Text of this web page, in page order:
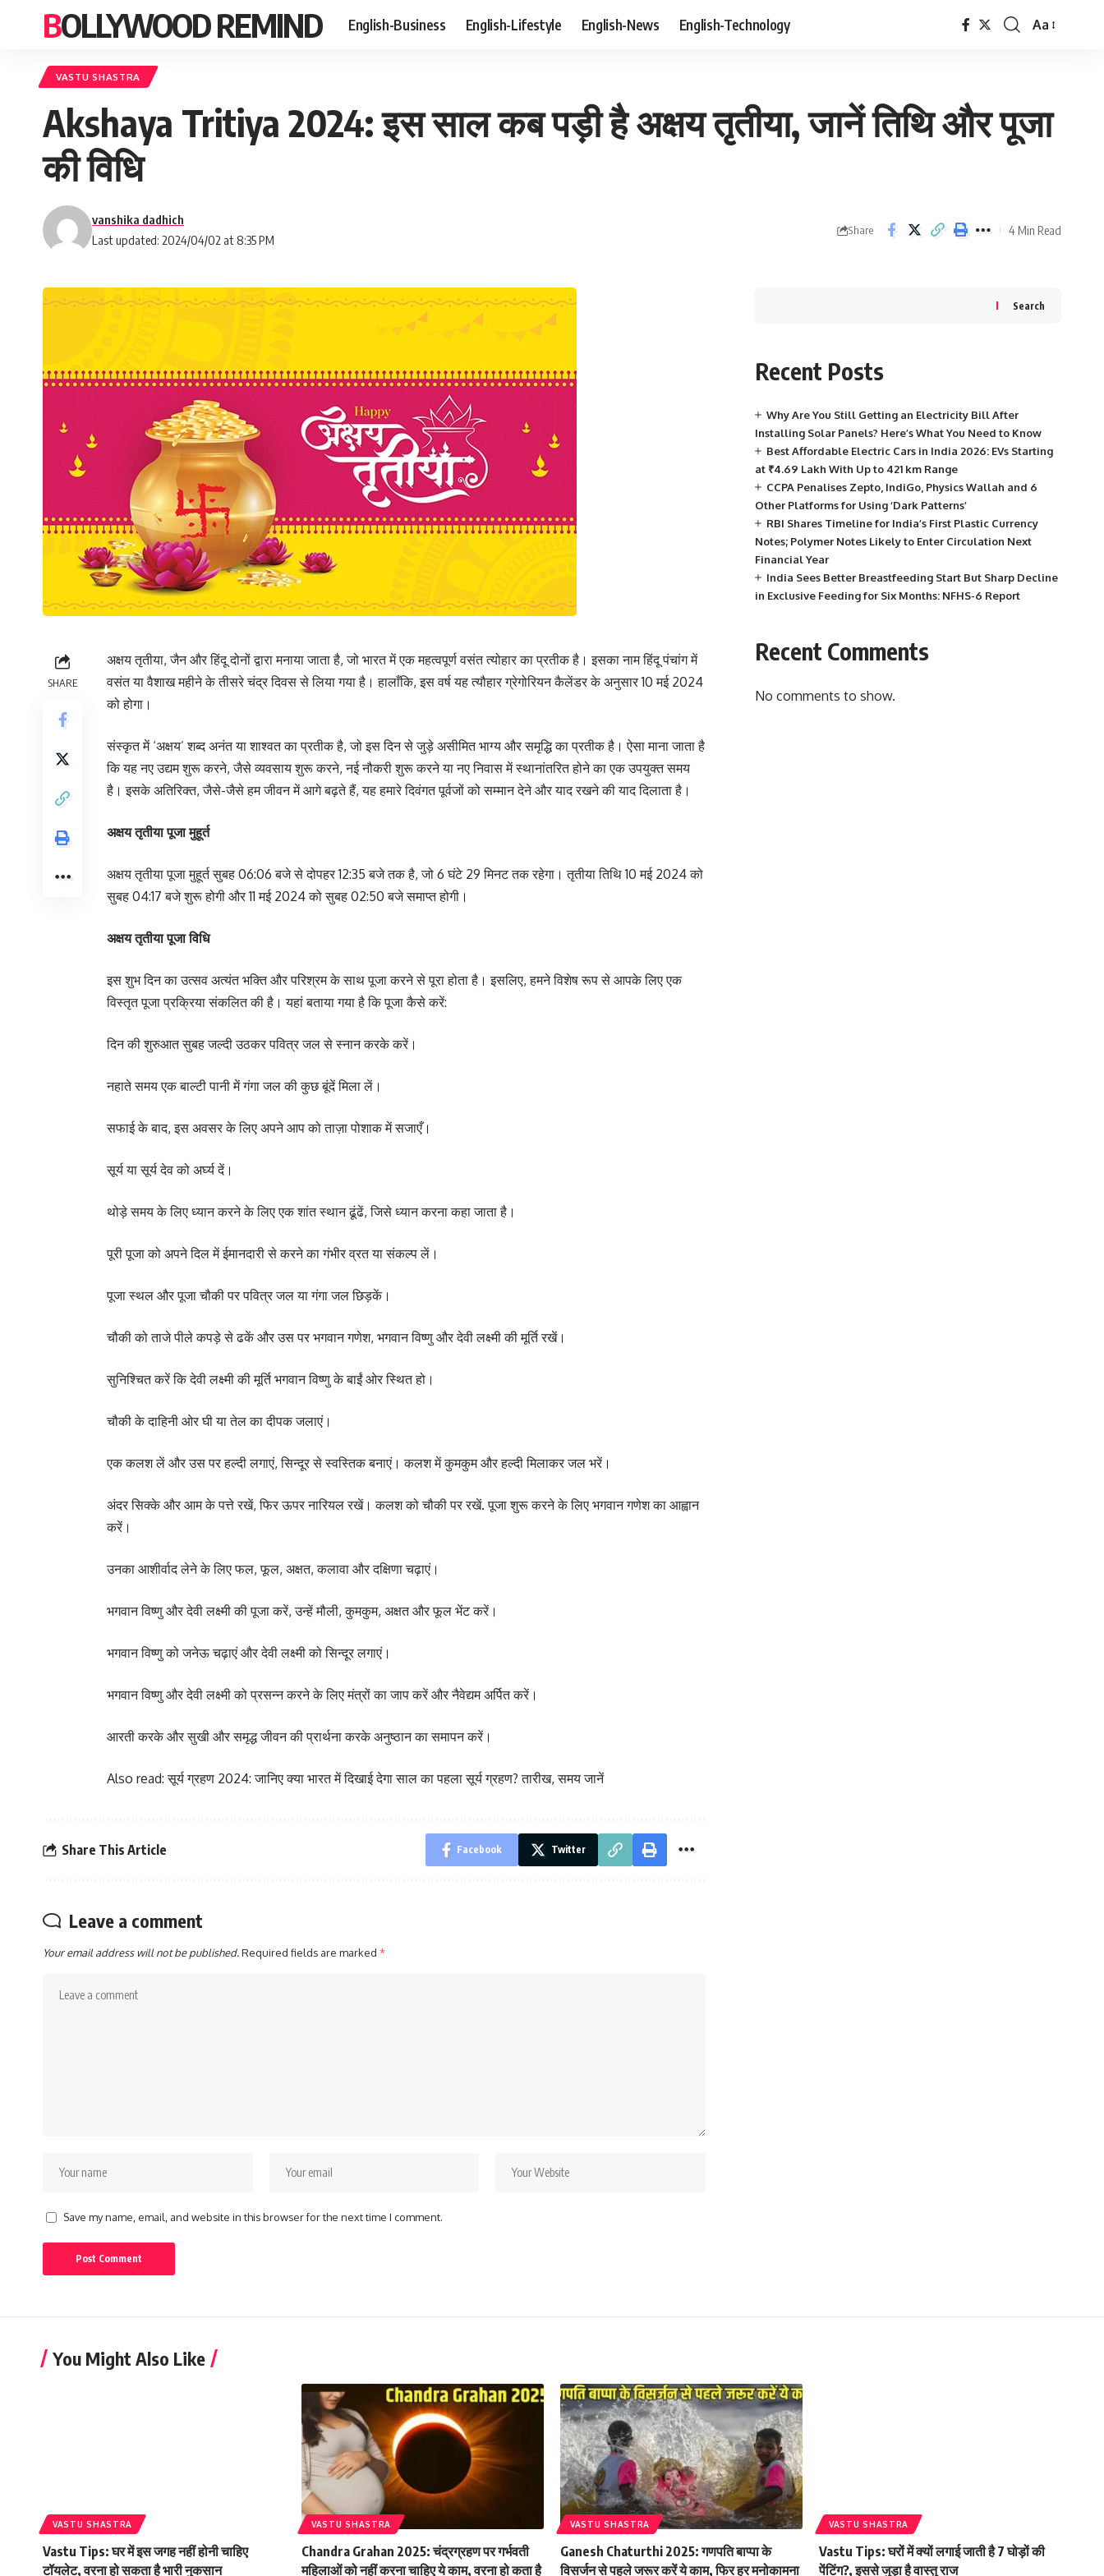
BOLLYWOOD REMIND English-Business English-Lifestyle English-News English-Technology
Font
Aa
VASTU SHASTRA
Akshaya Tritiya 2024: इस साल कब पड़ी है अक्षय तृतीया, जानें तिथि और पूजा
की विधि
Last updated: 2024/04/02 at 8:35 PM
vanshika dadhich
Share 4 Min Read
SHARE
अक्षय तृतीया, जैन और हिंदू दोनों द्वारा मनाया जाता है, जो भारत में एक महत्वपूर्ण वसंत त्योहार का प्रतीक है। इसका नाम हिंदू पंचांग में
वसंत या वैशाख महीने के तीसरे चंद्र दिवस से लिया गया है। हालाँकि, इस वर्ष यह त्यौहार ग्रेगोरियन कैलेंडर के अनुसार 10 मई 2024
को होगा।
संस्कृत में ‘अक्षय’ शब्द अनंत या शाश्वत का प्रतीक है, जो इस दिन से जुड़े असीमित भाग्य और समृद्धि का प्रतीक है। ऐसा माना जाता है
कि यह नए उद्यम शुरू करने, जैसे व्यवसाय शुरू करने, नई नौकरी शुरू करने या नए निवास में स्थानांतरित होने का एक उपयुक्त समय
है। इसके अतिरिक्त, जैसे-जैसे हम जीवन में आगे बढ़ते हैं, यह हमारे दिवंगत पूर्वजों को सम्मान देने और याद रखने की याद दिलाता है।
अक्षय तृतीया पूजा मुहूर्त
अक्षय तृतीया पूजा मुहूर्त सुबह 06:06 बजे से दोपहर 12:35 बजे तक है, जो 6 घंटे 29 मिनट तक रहेगा। तृतीया तिथि 10 मई 2024 को
सुबह 04:17 बजे शुरू होगी और 11 मई 2024 को सुबह 02:50 बजे समाप्त होगी।
अक्षय तृतीया पूजा विधि
इस शुभ दिन का उत्सव अत्यंत भक्ति और परिश्रम के साथ पूजा करने से पूरा होता है। इसलिए, हमने विशेष रूप से आपके लिए एक
विस्तृत पूजा प्रक्रिया संकलित की है। यहां बताया गया है कि पूजा कैसे करें:
दिन की शुरुआत सुबह जल्दी उठकर पवित्र जल से स्नान करके करें।
नहाते समय एक बाल्टी पानी में गंगा जल की कुछ बूंदें मिला लें।
सफाई के बाद, इस अवसर के लिए अपने आप को ताज़ा पोशाक में सजाएँ।
सूर्य या सूर्य देव को अर्घ्य दें।
थोड़े समय के लिए ध्यान करने के लिए एक शांत स्थान ढूंढें, जिसे ध्यान करना कहा जाता है।
पूरी पूजा को अपने दिल में ईमानदारी से करने का गंभीर व्रत या संकल्प लें।
पूजा स्थल और पूजा चौकी पर पवित्र जल या गंगा जल छिड़कें।
चौकी को ताजे पीले कपड़े से ढकें और उस पर भगवान गणेश, भगवान विष्णु और देवी लक्ष्मी की मूर्ति रखें।
सुनिश्चित करें कि देवी लक्ष्मी की मूर्ति भगवान विष्णु के बाईं ओर स्थित हो।
चौकी के दाहिनी ओर घी या तेल का दीपक जलाएं।
एक कलश लें और उस पर हल्दी लगाएं, सिन्दूर से स्वस्तिक बनाएं। कलश में कुमकुम और हल्दी मिलाकर जल भरें।
अंदर सिक्के और आम के पत्ते रखें, फिर ऊपर नारियल रखें। कलश को चौकी पर रखें. पूजा शुरू करने के लिए भगवान गणेश का आह्वान
करें।
उनका आशीर्वाद लेने के लिए फल, फूल, अक्षत, कलावा और दक्षिणा चढ़ाएं।
भगवान विष्णु और देवी लक्ष्मी की पूजा करें, उन्हें मौली, कुमकुम, अक्षत और फूल भेंट करें।
भगवान विष्णु को जनेऊ चढ़ाएं और देवी लक्ष्मी को सिन्दूर लगाएं।
भगवान विष्णु और देवी लक्ष्मी को प्रसन्न करने के लिए मंत्रों का जाप करें और नैवेद्यम अर्पित करें।
आरती करके और सुखी और समृद्ध जीवन की प्रार्थना करके अनुष्ठान का समापन करें।
Also read:सूर्य ग्रहण 2024: जानिए क्या भारत में दिखाई देगा साल का पहला सूर्य ग्रहण? तारीख, समय जानें
Share This Article Facebook Twitter
Leave a comment
Your email address will not be published.Required fields are marked *
Save my name, email, and website in this browser for the next time I comment.
Search
Recent Posts
Why Are You Still Getting an Electricity Bill After
Installing Solar Panels? Here’s What You Need to Know
Best Affordable Electric Cars in India 2026: EVs Starting
at ₹4.69 Lakh With Up to 421 km Range
CCPA Penalises Zepto, IndiGo, Physics Wallah and 6
Other Platforms for Using ‘Dark Patterns’
RBI Shares Timeline for India’s First Plastic Currency
Notes; Polymer Notes Likely to Enter Circulation Next
Financial Year
India Sees Better Breastfeeding Start But Sharp Decline
in Exclusive Feeding for Six Months: NFHS-6 Report
Recent Comments
No comments to show.
You Might Also Like
VASTU SHASTRA
Vastu Tips: घर में इस जगह नहीं होनी चाहिए
टॉयलेट, वरना हो सकता है भारी नुकसान
VASTU SHASTRA
Chandra Grahan 2025: चंद्रग्रहण पर गर्भवती
महिलाओं को नहीं करना चाहिए ये काम, वरना हो कता है
VASTU SHASTRA
Ganesh Chaturthi 2025: गणपति बाप्पा के
विसर्जन से पहले जरूर करें ये काम, फिर हर मनोकामना
VASTU SHASTRA
Vastu Tips: घरों में क्यों लगाई जाती है 7 घोड़ों की
पेंटिंग?, इससे जुड़ा है वास्तु राज